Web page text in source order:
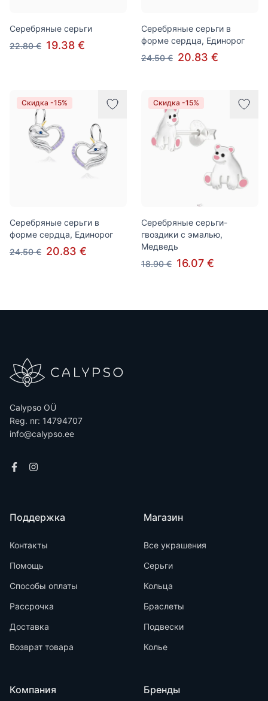
Серебряные серьги
22.80 € 19.38 €
Серебряные серьги в
форме сердца, Единорог
24.50 € 20.83 €
Скидка -15%
Серебряные серьги в
форме сердца, Единорог
24.50 € 20.83 €
Скидка -15%
Серебряные серьги-
гвоздики с эмалью,
Медведь
18.90 € 16.07 €
Calypso OÜ
Reg. nr: 14794707
info@calypso.ee
Поддержка
Контакты
Помощь
Способы оплаты
Рассрочка
Доставка
Возврат товара
Компания
Магазин
Все украшения
Серьги
Кольца
Браслеты
Подвески
Колье
Бренды